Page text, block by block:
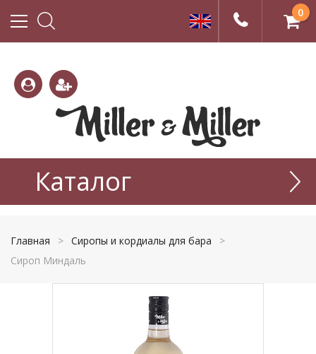
333-
(495)
77-99
0
Каталог
Главная > Сиропы и кордиалы для бара
>
Сироп Миндаль